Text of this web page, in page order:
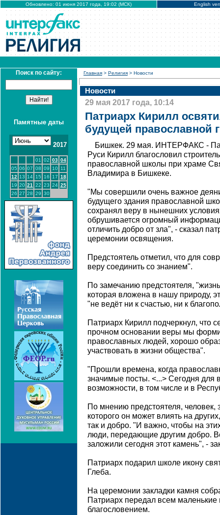
Обновлено: 01 июня 2017 года, 19:02 (МСК) English
Поиск по сайту:
Памятные даты
2017
01 02 03 04
05 06 07 08 09 10
11
12 13 14 15 16 17 18
19 20 21 22 23 24 25
26 27 28 29 30
Главная > Религия > Новости
Новости
29 мая 2017 года, 10:14
Патриарх Кирилл
будущей православной
Бишкек. 29 мая. ИНТЕРФАКС -
Руси Кирилл благословил
православной школы при храме
Владимира в Бишкеке.
"Мы совершили очень важное
будущего здания православной
сохранял веру в нынешних
обрушивается огромный
отличить добро от зла", - сказал
церемонии освящения.
Предстоятель отметил, что для
веру соединить со знанием".
По замечанию предстоятеля,
которая вложена в нашу природу,
"не ведёт ни к счастью, ни к
Патриарх Кирилл подчеркнул, что
прочном основании веры мы
православных людей, хорошо
участвовать в жизни общества".
"Прошли времена, когда
значимые посты. <...> Сегодня
возможности, в том числе и в
По мнению предстоятеля,
которого он может влиять на
так и добро. "И важно, чтобы на
люди, передающие другим добро.
заложили сегодня этот камень", -
Патриарх подарил школе икону
Глеба.
На церемонии закладки камня
Патриарх передал всем
благословением.